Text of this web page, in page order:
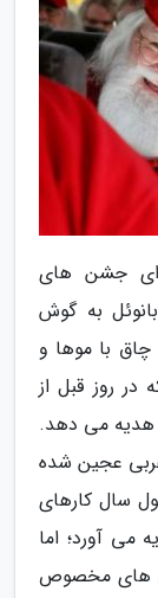
ای جشن های
به گوش
چاق با موها و
روز قبل از
هدیه می دهد.
عجین شده
سال کارهای
می آورد؛ اما
های مخصوص